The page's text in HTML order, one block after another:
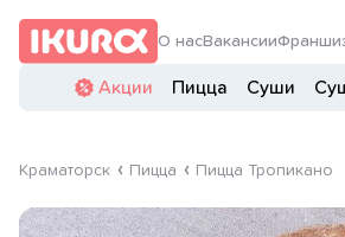
О насВакансии
Акции Пицца Суши
Краматорск Пицца Пицца Тропикано